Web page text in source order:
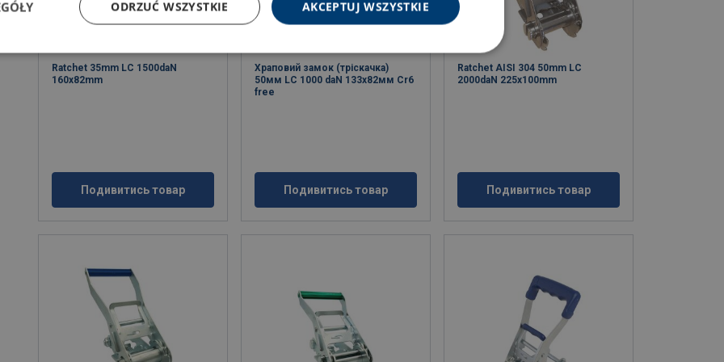
Ratchet 35mm LC 1500daN
160x82mm
Подивитись товар
Храповий замок (тріскачка)
50мм LC 1000 daN 133x82мм Cr6
free
Подивитись товар
Ratchet AISI 304 50mm LC
2000daN 225x100mm
Подивитись товар
AKCEPTUJ WSZYSTKIE
ODRZUĆ WSZYSTKIE